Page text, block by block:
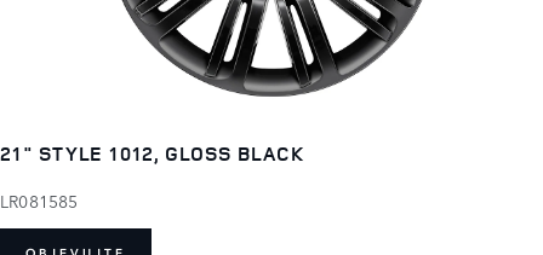
21" STYLE 1012, GLOSS BLACK
LR081585